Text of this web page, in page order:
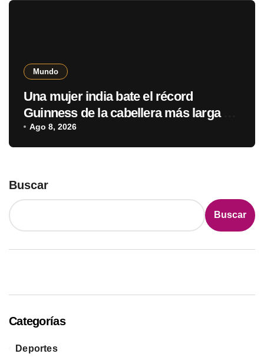
Mundo
Una mujer india bate el récord
Guinness de la cabellera más larga del
mundo con casi 3 metros
Ago 8, 2026
Buscar
Buscar
Categorías
Deportes